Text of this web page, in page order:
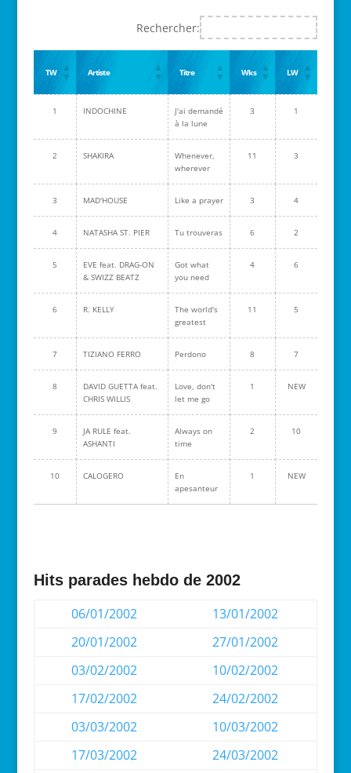
Rechercher:
TW Artiste Titre Wks LW
1 INDOCHINE
J'ai demandé
à la lune
3 1
2 SHAKIRA
Whenever,
wherever
11 3
3 MAD'HOUSE Like a prayer 3 4
4 NATASHA ST. PIER Tu trouveras 6 2
5
EVE feat. DRAG-ON
& SWIZZ BEATZ
Got what
you need
4 6
6 R. KELLY
The world's
greatest
11 5
7 TIZIANO FERRO Perdono 8 7
8
DAVID GUETTA feat.
CHRIS WILLIS
Love, don't
let me go
1 NEW
9
JA RULE feat.
ASHANTI
Always on
time
2 10
10 CALOGERO
En
apesanteur
1 NEW
Hits parades hebdo de 2002
06/01/2002
13/01/2002
20/01/2002
27/01/2002
03/02/2002
10/02/2002
17/02/2002
24/02/2002
03/03/2002
10/03/2002
17/03/2002
24/03/2002